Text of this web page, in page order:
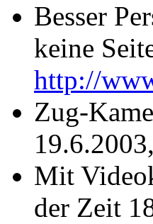
Besser
keine
http://
Zug-
Mit
der Zeit